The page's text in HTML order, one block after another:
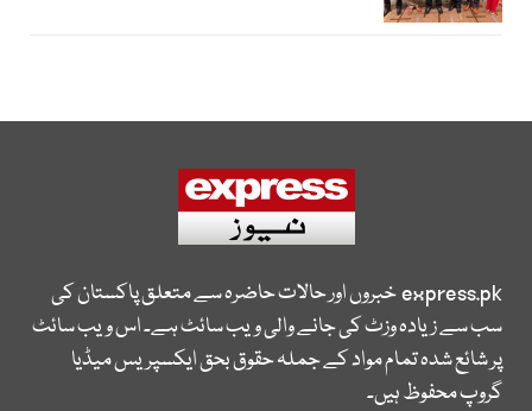
express.pkخبروں اور حالات حاضرہ سے متعلق پاکستان کی
سب سے زیادہ وزٹ کی جانے والی ویب سائٹ ہے۔ اس ویب سائٹ
پر شائع شدہ تمام مواد کے جملہ حقوق بحق ایکسپریس میڈیا
گروپ محفوظ ہیں۔